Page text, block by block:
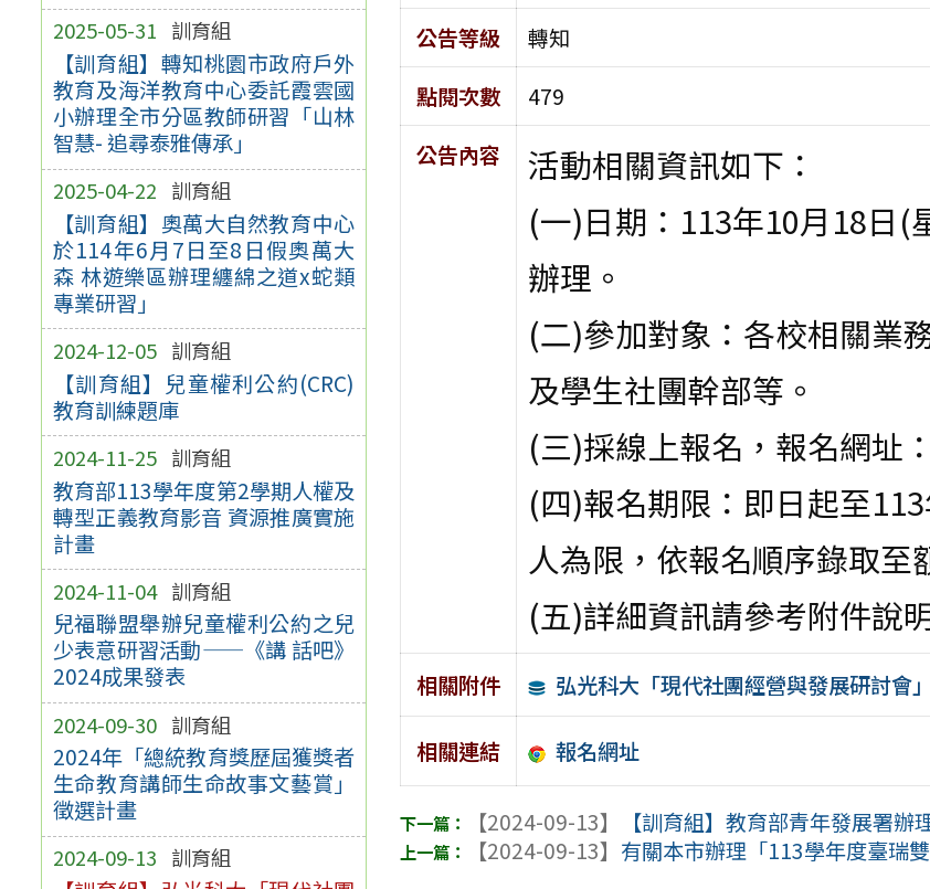
2025-05-31 訓育組
【訓育組】轉知桃園市政府戶外
教育及海洋教育中心委託霞雲國
小辦理全市分區教師研習「山林
智慧- 追尋泰雅傳承」
2025-04-22 訓育組
【訓育組】奧萬大自然教育中心
於114年6月7日至8日假奧萬大
森 林遊樂區辦理纏綿之道x蛇類
專業研習」
2024-12-05 訓育組
【訓育組】兒童權利公約(CRC)
教育訓練題庫
2024-11-25 訓育組
教育部113學年度第2學期人權及
轉型正義教育影音 資源推廣實施
計畫
2024-11-04 訓育組
兒福聯盟舉辦兒童權利公約之兒
少表意研習活動——《講 話吧》
2024成果發表
2024-09-30 訓育組
2024年「總統教育獎歷屆獲獎者
生命教育講師生命故事文藝賞」
徵選計畫
2024-09-13 訓育組
公告等級
轉知
點閱次數
479
公告內容
活動相關資訊如下：
(一)日期：113年10月18日(
辦理。
(二)參加對象：各校相關業
及學生社團幹部等。
(三)採線上報名，報名網址
(四)報名期限：即日起至
人為限，依報名順序錄取至
(五)詳細資訊請參考附件說
相關附件 弘光科大「現代社團經營與發展研討會
相關連結 報名網址
【2024-09-13】
【訓育組】教育部青年發展署
【2024-09-13】 有關本市辦理「113學年度臺瑞